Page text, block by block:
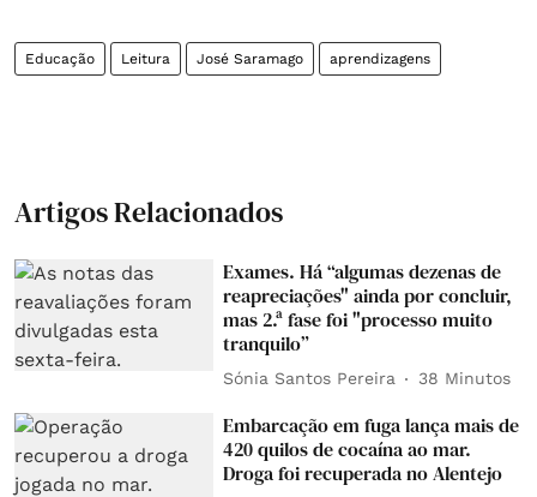
Educação Leitura José Saramago aprendizagens
Artigos Relacionados
Exames. Há “algumas dezenas de
reapreciações" ainda por concluir,
mas 2.ª fase foi "processo muito
tranquilo”
Sónia Santos Pereira 38 Minutos
Embarcação em fuga lança mais de
420 quilos de cocaína ao mar.
Droga foi recuperada no Alentejo